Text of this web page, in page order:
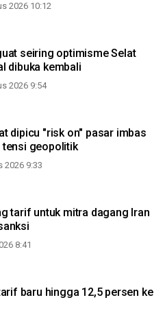
2026 10:12
seiring optimisme Selat
dibuka kembali
2026 9:54
dipicu "risk on" pasar imbas
tensi geopolitik
2026 9:33
tarif untuk mitra dagang Iran
8:41
baru hingga 12,5 persen ke